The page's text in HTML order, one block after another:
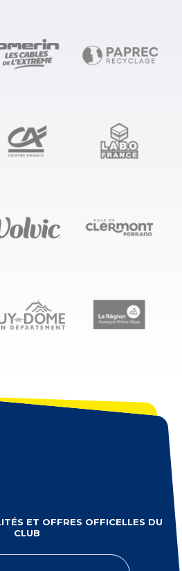
ET OFFRES OFFICELLES DU
CLUB